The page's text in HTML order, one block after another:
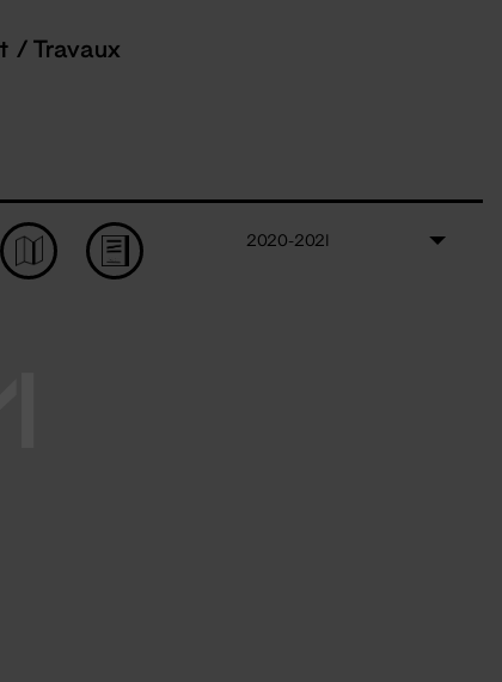
/ Travaux
2020-2021